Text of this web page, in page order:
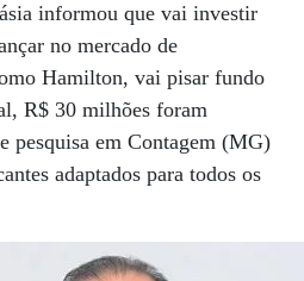
informou que vai investir
no mercado de
Hamilton, vai pisar fundo
R$ 30 milhões foram
pesquisa em Contagem (MG)
adaptados para todos os